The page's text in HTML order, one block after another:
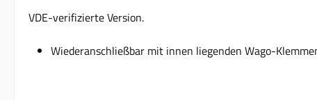
VDE-verifizierte Version.
Wiederanschließbar mit innen liegenden Wago-